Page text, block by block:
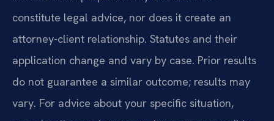
constitute legal advice, nor does it create an
attorney-client relationship. Statutes and their
application change and vary by case. Prior results
do not guarantee a similar outcome; results may
vary. For advice about your specific situation,